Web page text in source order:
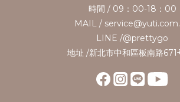
時間 / 09：00-18：00
MAIL /
LINE /@prettygo
地址 /新北市中和區板南路671